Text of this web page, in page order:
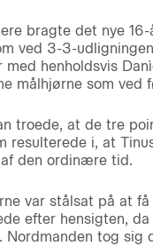
bragte det nye
ved 3-3-
med henholdsvis
målhjørne som
troede, at de tre
resulterede i, at
den ordinære tid.
var stålsat på at
efter hensigten,
tog sig